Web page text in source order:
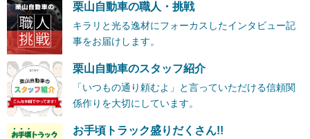
栗山自動車の職人・挑戦
キラリと光る逸材にフォーカスしたインタビュー記
事をお届けします。
栗山自動車のスタッフ紹介
「いつもの通り頼むよ」と言っていただける信頼関
係作りを大切にしています。
お手頃トラック盛りだくさん!!